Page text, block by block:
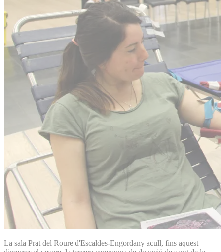
La sala Prat del Roure d'Escaldes-Engordany acull, fins aquest